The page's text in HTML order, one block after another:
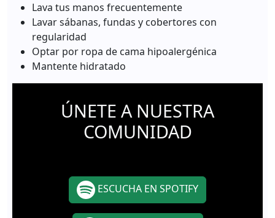
Lava tus manos frecuentemente
Lavar sábanas, fundas y cobertores con
regularidad
Optar por ropa de cama hipoalergénica
Mantente hidratado
ÚNETE A NUESTRA
COMUNIDAD
ESCUCHA EN SPOTIFY